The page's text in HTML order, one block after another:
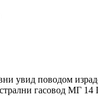
увид поводом
гасовод МГ